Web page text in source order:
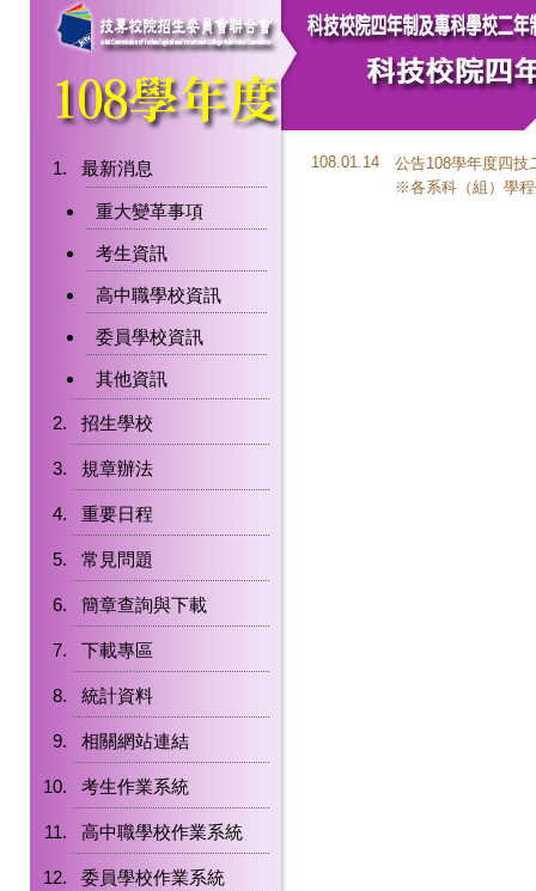
最新消息
重大變革事項
考生資訊
高中職學校資訊
委員學校資訊
其他資訊
招生學校
規章辦法
重要日程
常見問題
簡章查詢與下載
下載專區
統計資料
相關網站連結
考生作業系統
高中職學校作業系統
委員學校作業系統
108.01.14
公告108學年度四技
※各系科（組）學